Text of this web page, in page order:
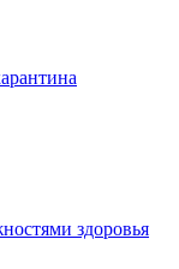
здоровья